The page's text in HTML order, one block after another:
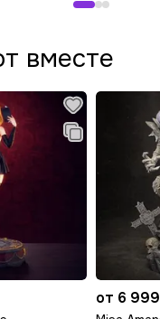
вместе
от 6